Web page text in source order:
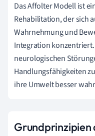
Das Affolter Modell ist
Rehabilitation, der sich
Wahrnehmung und
Integration
neurologischen
Handlungsfähigkeiten
ihre Umwelt besser
Grundprinzipien